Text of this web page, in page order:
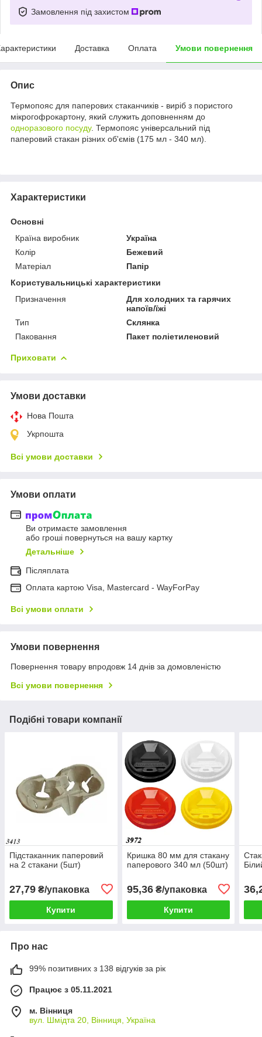
Замовлення під захистом
Доставка Оплата Умови повернення
Опис
Термопояс для паперових стаканчиків - виріб з пористого
мікрогофрокартону, який служить доповненням до
одноразового посуду. Термопояс універсальний під
паперовий стакан різних об'ємів (175 мл - 340 мл).
Характеристики
Основні
Країна виробник
Україна
Колір
Бежевий
Матеріал
Папір
Користувальницькі характеристики
Призначення
Для холодних та гарячих
напоїв/їжі
Тип
Склянка
Паковання
Пакет поліетиленовий
Приховати
Умови доставки
Нова Пошта
Укрпошта
Всі умови доставки
Умови оплати
Ви отримаєте замовлення
або гроші повернуться на вашу картку
Детальніше
Післяплата
Оплата картою Visa, Mastercard - WayForPay
Всі умови оплати
Умови повернення
Повернення товару впродовж 14 днів за домовленістю
Всі умови повернення
Подібні товари компанії
Підстаканник паперовий
на 2 стакани (5шт)
27,79 ₴/упаковка
Купити
Кришка 80 мм для стакану
паперового 340 мл (50шт)
95,36₴/упаковка
Купити
Про нас
99% позитивних з 138 відгуків за рік
Працює з 05.11.2021
м. Вінниця
вул. Шмідта 20, Вінниця, Україна